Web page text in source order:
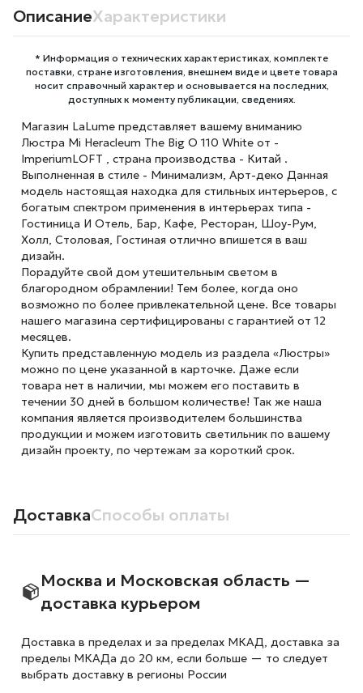
ОписаниеХарактеристики
* Информация о технических характеристиках, комплекте
поставки, стране изготовления, внешнем виде и цвете товара
носит справочный характер и основывается на последних,
доступных к моменту публикации, сведениях.
Магазин LaLume представляет вашему вниманию
Люстра Mi Heracleum The Big O 110 White от -
ImperiumLOFT , страна производства - Китай .
Выполненная в стиле - Минимализм, Арт-деко Данная
модель настоящая находка для стильных интерьеров, с
богатым спектром применения в интерьерах типа -
Гостиница И Отель, Бар, Кафе, Ресторан, Шоу-Рум,
Холл, Столовая, Гостиная отлично впишется в ваш
дизайн.
Порадуйте свой дом утешительным светом в
благородном обрамлении! Тем более, когда оно
возможно по более привлекательной цене. Все товары
нашего магазина сертифицированы с гарантией от 12
месяцев.
Купить представленную модель из раздела «Люстры»
можно по цене указанной в карточке. Даже если
товара нет в наличии, мы можем его поставить в
течении 30 дней в большом количестве! Так же наша
компания является производителем большинства
продукции и можем изготовить светильник по вашему
дизайн проекту, по чертежам за короткий срок.
ДоставкаСпособы оплаты
Москва и Московская область —
доставка курьером
Доставка в пределах и за пределах МКАД, доставка за
пределы МКАДа до 20 км, если больше — то следует
выбрать доставку в регионы России